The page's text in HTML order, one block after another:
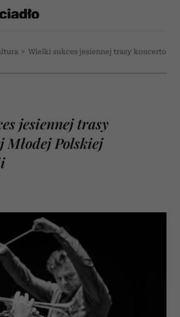
> Wielki sukces jesiennej trasy
jesiennej trasy
Młodej Polskiej